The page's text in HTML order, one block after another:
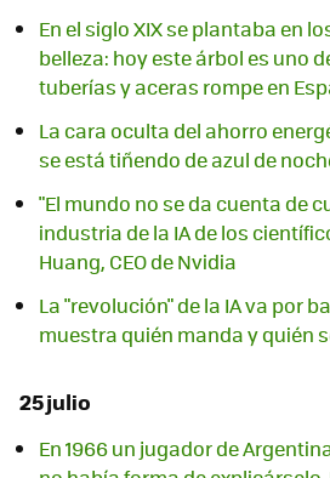
En el siglo XIX se plantaba en
belleza: hoy este árbol es uno
tuberías y aceras rompe en
La cara oculta del ahorro
se está tiñendo de azul de
"El mundo no se da cuenta de
industria de la IA de los
Huang, CEO de Nvidia
La "revolución" de la IA va por
muestra quién manda y quién
25 julio
En 1966 un jugador de